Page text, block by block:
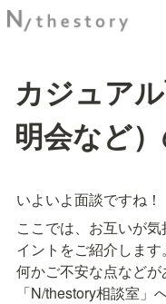
カジュア
明会など
いよいよ面談ですね！
ここでは、お互いが
イントをご紹介します。
何かご不安な点など
「N/thestory相談室